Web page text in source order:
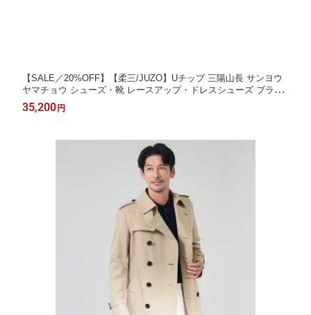
【SALE／20%OFF】【柔三/JUZO】Uチップ 三陽山長 サンヨウ
ヤマチョウ シューズ・靴 レースアップ・ドレスシューズ ブラウ
ン【RBA_E】【送料無料】[Rakuten Fashion]
35,200円